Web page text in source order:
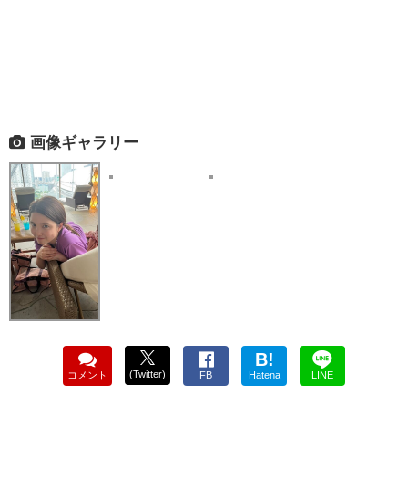
画像ギャラリー
コメント (Twitter) FB
B!
Hatena LINE